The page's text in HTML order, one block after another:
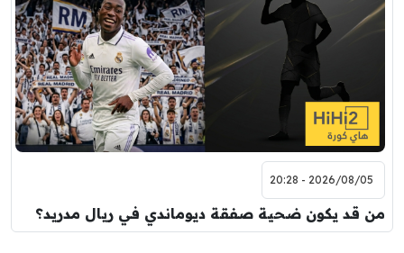
2026/08/05 - 20:28
من قد يكون ضحية صفقة ديوماندي في ريال مدريد؟